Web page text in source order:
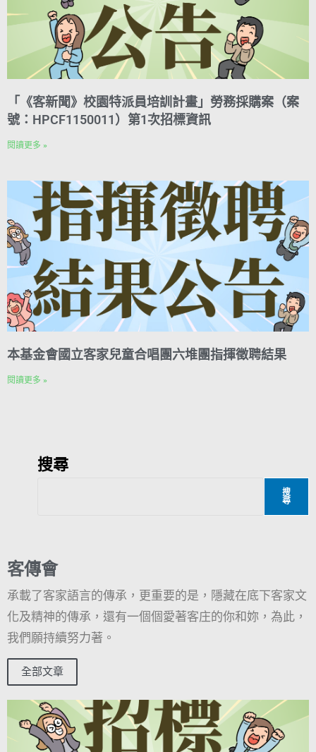
「《客新聞》校園特派員培訓計畫」勞務採購案（案
號：HPCF1150011）第1次招標資訊
閱讀更多 »
本基金會國立客家兒童合唱團六堆團指揮徵聘結果
閱讀更多 »
搜尋
搜
尋
客傳會
承載了客家語言的傳承，更重要的是，隱藏在底下客家文
化及精神的傳承，還有一個個愛著客庄的你和妳，為此，
我們願持續努力著。
全部文章